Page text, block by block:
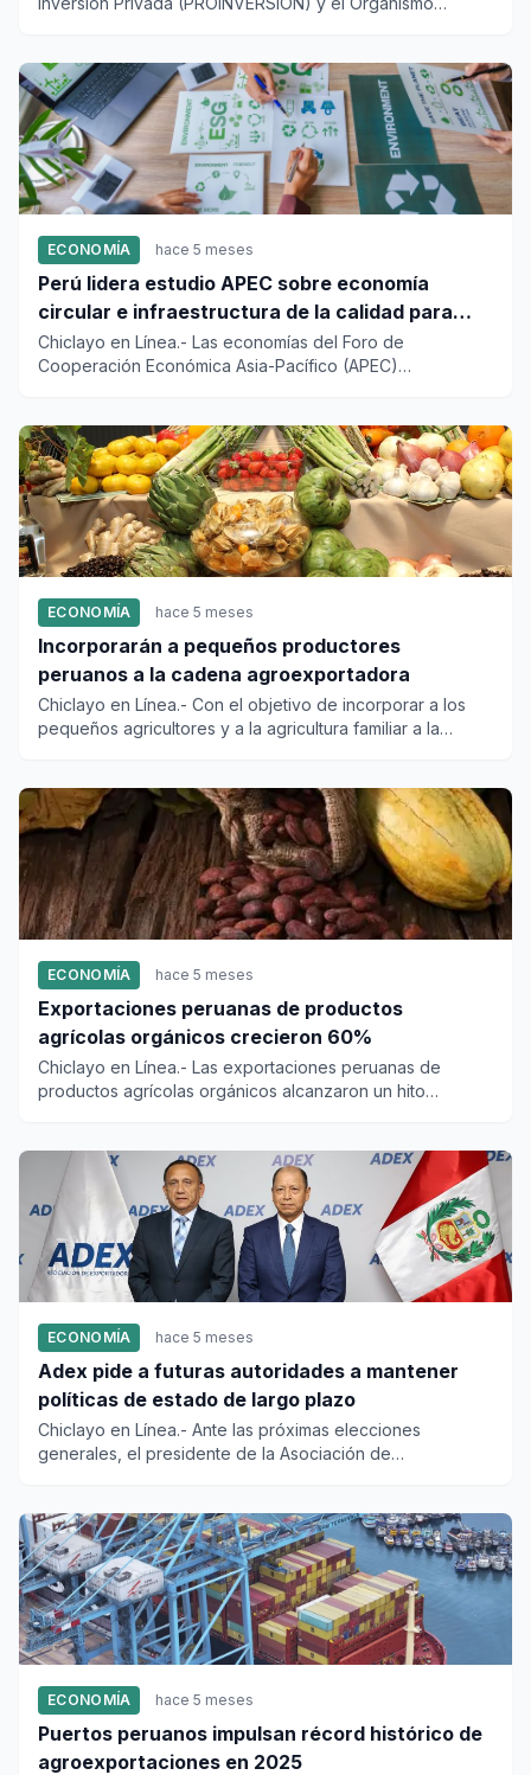
ECONOMÍA hace 5 meses
Perú lidera estudio APEC sobre economía
circular e infraestructura de la calidad para
empresas
Chiclayo en Línea.- Las economías del Foro de
Cooperación Económica Asia-Pacífico (APEC)
ECONOMÍA hace 5 meses
Incorporarán a pequeños productores
peruanos a la cadena agroexportadora
Chiclayo en Línea.- Con el objetivo de incorporar a los
pequeños agricultores y a la agricultura familiar a la
ECONOMÍA hace 5 meses
Exportaciones peruanas de productos
agrícolas orgánicos crecieron 60%
Chiclayo en Línea.- Las exportaciones peruanas de
productos agrícolas orgánicos alcanzaron un hito
ECONOMÍA hace 5 meses
Adex pide a futuras autoridades a mantener
políticas de estado de largo plazo
Chiclayo en Línea.- Ante las próximas elecciones
generales, el presidente de la Asociación de
ECONOMÍA hace 5 meses
Puertos peruanos impulsan récord histórico de
agroexportaciones en 2025